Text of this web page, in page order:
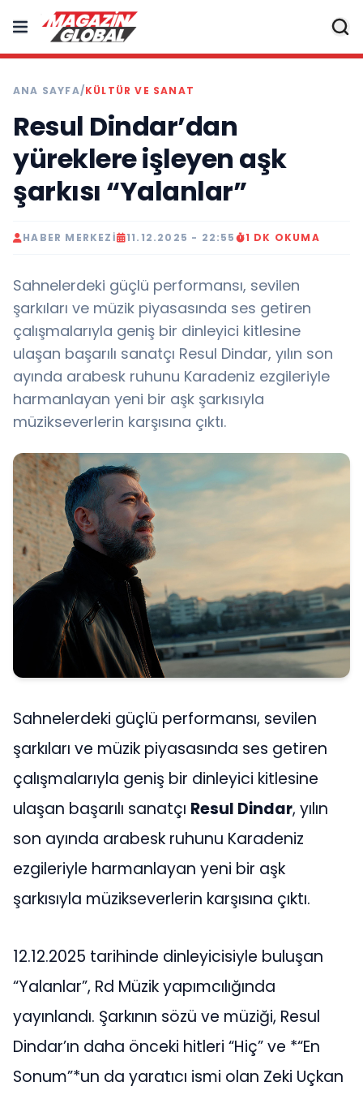
ANA SAYFA/KÜLTÜR VE SANAT
Resul Dindar’dan
yüreklere işleyen aşk
şarkısı “Yalanlar”
HABER MERKEZI 11.12.2025 - 22:55 1 DK OKUMA
Sahnelerdeki güçlü performansı, sevilen
şarkıları ve müzik piyasasında ses getiren
çalışmalarıyla geniş bir dinleyici kitlesine
ulaşan başarılı sanatçı Resul Dindar, yılın son
ayında arabesk ruhunu Karadeniz ezgileriyle
harmanlayan yeni bir aşk şarkısıyla
müzikseverlerin karşısına çıktı.
Sahnelerdeki güçlü performansı, sevilen
şarkıları ve müzik piyasasında ses getiren
çalışmalarıyla geniş bir dinleyici kitlesine
ulaşan başarılı sanatçı Resul Dindar, yılın
son ayında arabesk ruhunu Karadeniz
ezgileriyle harmanlayan yeni bir aşk
şarkısıyla müzikseverlerin karşısına çıktı.
12.12.2025 tarihinde dinleyicisiyle buluşan
“Yalanlar”, Rd Müzik yapımcılığında
yayınlandı. Şarkının sözü ve müziği, Resul
Dindar’ın daha önceki hitleri “Hiç” ve *“En
Sonum”*un da yaratıcı ismi olan Zeki Uçkan